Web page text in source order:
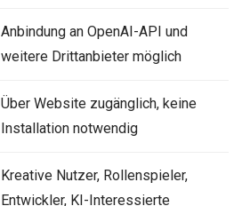
Anbindung an OpenAI-API und
weitere Drittanbieter möglich
Über Website zugänglich, keine
Installation notwendig
Kreative Nutzer, Rollenspieler,
Entwickler, KI-Interessierte